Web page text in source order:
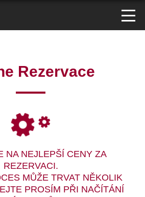
Rezervace
NA NEJLEPŠÍ CENY ZA
REZERVACI.
MŮŽE TRVAT NĚKOLIK
PROSÍM PŘI NAČÍTÁNÍ